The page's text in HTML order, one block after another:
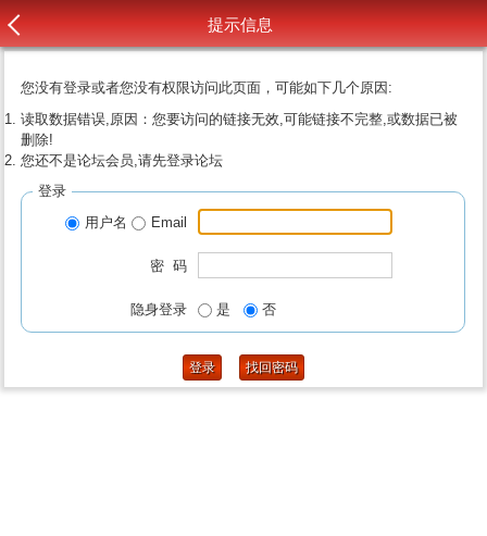
提示信息
您没有登录或者您没有权限访问此页面，可能如下几个原因:
读取数据错误,原因：您要访问的链接无效,可能链接不完整,或数据已被
删除!
您还不是论坛会员,请先登录论坛
登录
用户名
Email
密 码
隐身登录 是 否